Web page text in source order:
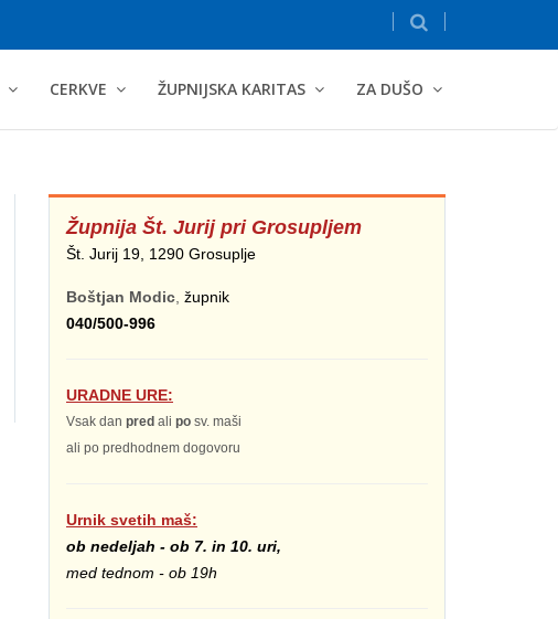
CERKVE ŽUPNIJSKA KARITAS ZA DUŠO
Župnija Št. Jurij pri Grosupljem
Št. Jurij 19, 1290 Grosuplje
Boštjan Modic župnik
040/500-996
URADNE URE:
Vsak dan pred ali po sv. maši
ali po predhodnem dogovoru
Urnik svetih maš:
ob nedeljah - ob 7. in 10. uri,
med tednom - ob 19h